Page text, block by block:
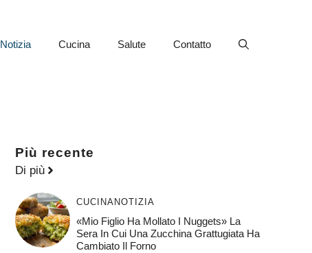
Notizia Cucina Salute Contatto
Più recente
Di più
CUCINA NOTIZIA
«Mio Figlio Ha Mollato I Nuggets» La
Sera In Cui Una Zucchina Grattugiata Ha
Cambiato Il Forno